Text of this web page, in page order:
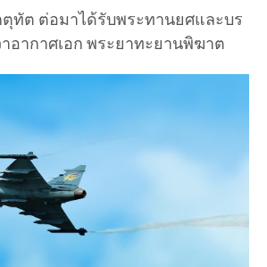
ตุทัต ต่อมาได้รับพระทานยศและบร
อากาศเอก พระยาทะยานพิฆาต